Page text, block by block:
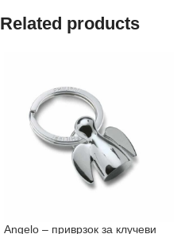
Related products
Angelo – приврзок за клучеви